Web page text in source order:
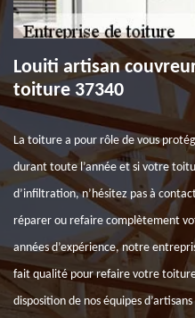
Louiti artisan
toiture 37340
La toiture a pour rôle de vous
durant toute l’année et si votre
d’infiltration, n’hésitez pas à
réparer ou refaire complètement
années d’expérience, notre
fait qualité pour refaire votre
disposition de nos équipes